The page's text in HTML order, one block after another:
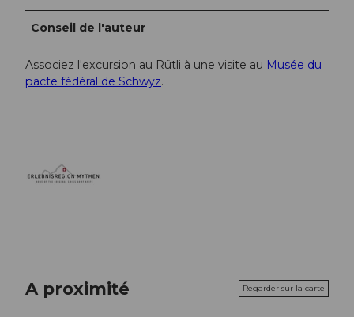
Conseil de l'auteur
Associez l'excursion au Rütli à une visite au Musée du
pacte fédéral de Schwyz.
A proximité Regarder sur la carte